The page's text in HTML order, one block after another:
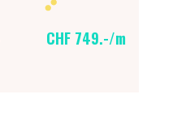
CHF 749.-/m